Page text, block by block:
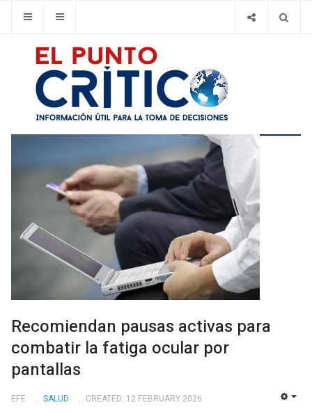
Recomiendan pausas activas para
combatir la fatiga ocular por
pantallas
EFE SALUD CREATED: 12 FEBRUARY 2026